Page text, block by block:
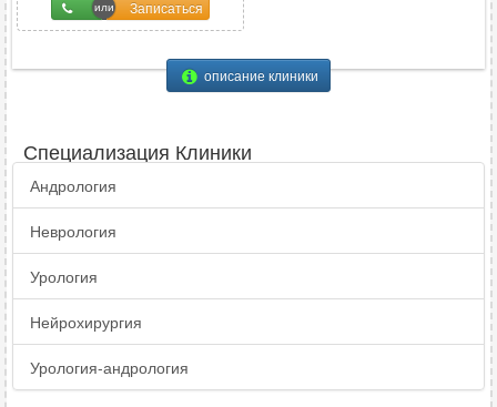
Записаться
описание клиники
Специализация Клиники
Андрология
Неврология
Урология
Нейрохирургия
Урология-андрология